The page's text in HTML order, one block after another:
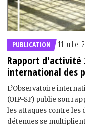
PUBLICATION 11 juillet
Rapport d'activité
international des
L’Observatoire
(OIP-SF) publie son
les attaques contre
détenues se